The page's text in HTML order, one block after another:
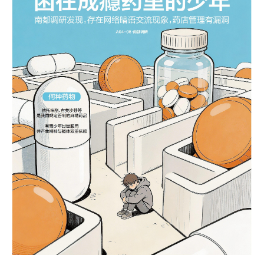
3.网络和药店漏洞助长青少
年购药滥用，形成灰色链
4.AI声音克隆侵权乱象频
发，配音演员维权困难重
重。
5.头部券商人均薪酬集体上
涨，中信证券81万年薪居
首。
以上内容由AI大模型生成，仅供
参考